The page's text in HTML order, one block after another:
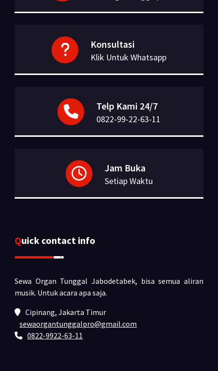
Konsultasi
Klik Untuk Whatsapp
Telp Kami 24/7
0822-99-22-63-11
Jam Buka
Setiap Waktu
Quick contact info
Sewa Organ Tunggal Jabodetabek, bisa semua aliran
musik. Untuk acara apa saja.
Cipinang, Jakarta Timur
sewaorgantunggalpro@gmail.com
0822-9922-63-11